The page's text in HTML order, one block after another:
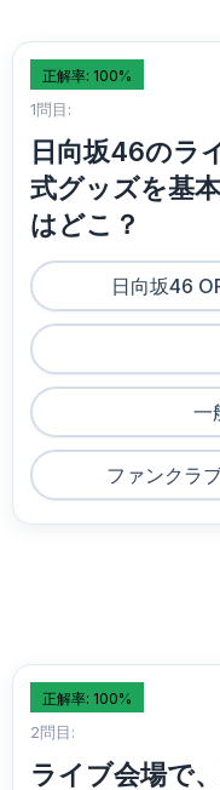
正解率: 100%
1問目:
日向坂46のラ
式グッズを基
はどこ？
日向坂46
一
ファンクラ
正解率: 100%
2問目:
ライブ会場で